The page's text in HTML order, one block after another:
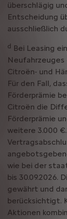
überschlägig
Entscheidung
ausschließlich
d Bei Leasing
Citroën- und
Für den Fall,
Förderprämie
Citroën die
Förderprämie
weitere 3.000 €.
wie bei der
bis 30.09.2026.
gewährt und
berücksichtigt.
Aktionen